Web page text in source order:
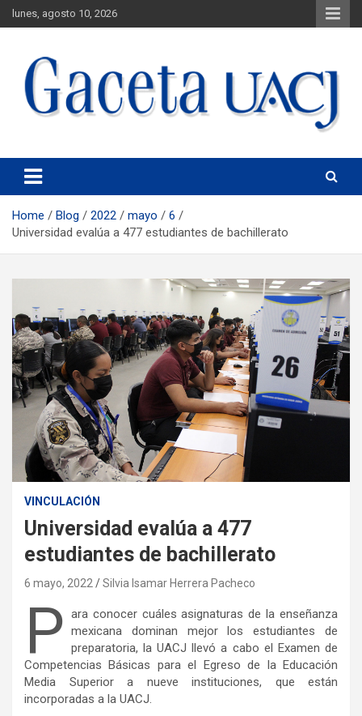
lunes, agosto 10, 2026
Gaceta UACJ
Home Blog 2022 mayo
6
Universidad evalúa a 477 estudiantes de bachillerato
VINCULACIÓN
Universidad evalúa a 477
estudiantes de bachillerato
6 mayo, 2022 Silvia Isamar Herrera Pacheco
P ara conocer cuáles asignaturas de la enseñanza
mexicana dominan mejor los estudiantes de
preparatoria, la UACJ llevó a cabo el Examen de
Competencias Básicas para el Egreso de la Educación
Media Superior a nueve instituciones, que están
incorporadas a la UACJ.